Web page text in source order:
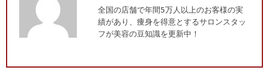
全国の店舗で年間5万人以上のお客様の実
績があり、痩身を得意とするサロンスタッ
フが美容の豆知識を更新中！